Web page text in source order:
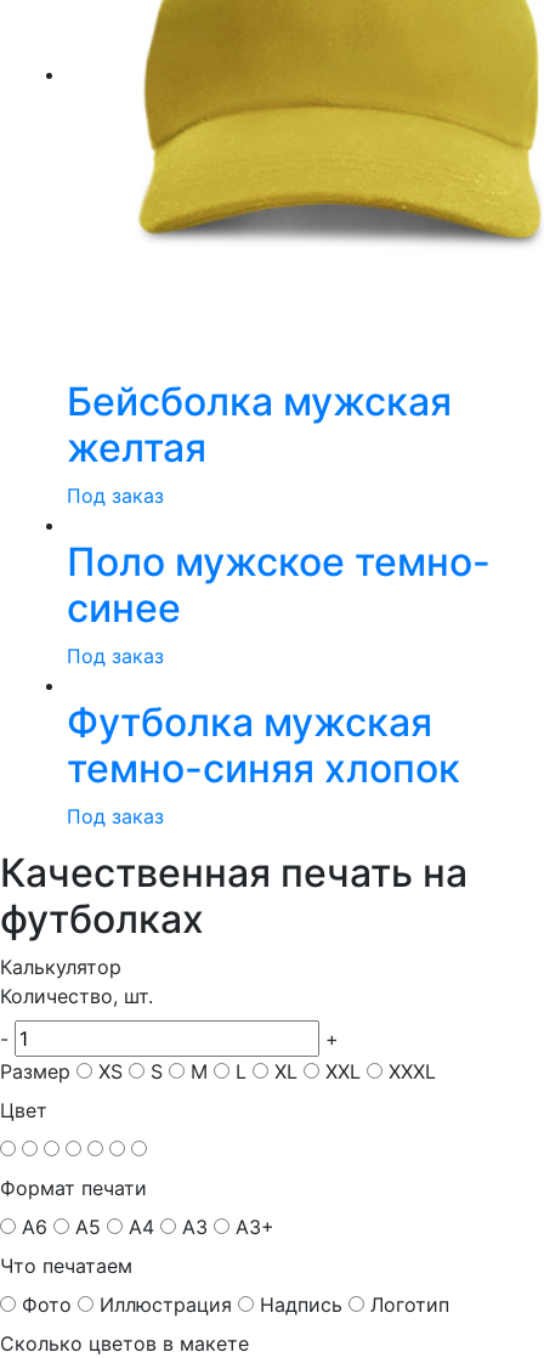
Бейсболка мужская
желтая
Под заказ
Поло мужское темно-
синее
Под заказ
Футболка мужская
темно-синяя хлопок
Под заказ
Качественная печать на
футболках
Калькулятор
Количество, шт.
-
+
Размер
XS S M L XL XXL
XXXL
Цвет
Формат печати
A6
A5 A4 A3
A3+
Что печатаем
Фото
Иллюстрация Надпись
Логотип
Сколько цветов в макете